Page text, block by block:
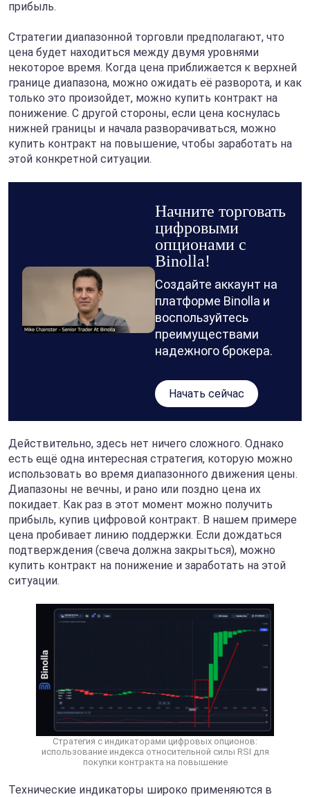
прибыль.
Стратегии диапазонной торговли предполагают, что
цена будет находиться между двумя уровнями
некоторое время. Когда цена приближается к верхней
границе диапазона, можно ожидать её разворота, и как
только это произойдет, можно купить контракт на
понижение. С другой стороны, если цена коснулась
нижней границы и начала разворачиваться, можно
купить контракт на повышение, чтобы заработать на
этой конкретной ситуации.
Начните торговать
цифровыми
опционами с
Binolla!
Создайте аккаунт на
платформе Binolla и
воспользуйтесь
преимуществами
надежного брокера.
Начать сейчас
Действительно, здесь нет ничего сложного. Однако
есть ещё одна интересная стратегия, которую можно
использовать во время диапазонного движения цены.
Диапазоны не вечны, и рано или поздно цена их
покидает. Как раз в этот момент можно получить
прибыль, купив цифровой контракт. В нашем примере
цена пробивает линию поддержки. Если дождаться
подтверждения (свеча должна закрыться), можно
купить контракт на понижение и заработать на этой
ситуации.
Стратегия с индикаторами цифровых опционов:
использование индекса относительной силы RSI для
покупки контракта на повышение
Технические индикаторы широко применяются в